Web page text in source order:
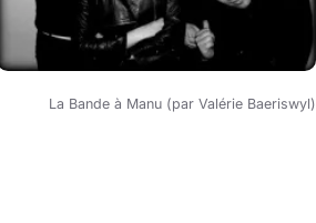
La Bande à Manu (par Valérie Baeriswyl)